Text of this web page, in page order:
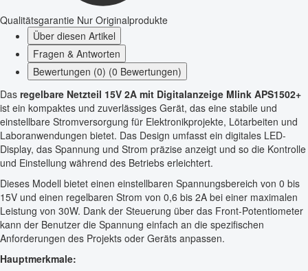
Qualitätsgarantie Nur Originalprodukte
Über diesen Artikel
Fragen & Antworten
Bewertungen (0) (0 Bewertungen)
Das regelbare Netzteil 15V 2A mit Digitalanzeige Mlink APS1502+
ist ein kompaktes und zuverlässiges Gerät, das eine stabile und
einstellbare Stromversorgung für Elektronikprojekte, Lötarbeiten und
Laboranwendungen bietet. Das Design umfasst ein digitales LED-
Display, das Spannung und Strom präzise anzeigt und so die Kontrolle
und Einstellung während des Betriebs erleichtert.
Dieses Modell bietet einen einstellbaren Spannungsbereich von 0 bis
15V und einen regelbaren Strom von 0,6 bis 2A bei einer maximalen
Leistung von 30W. Dank der Steuerung über das Front-Potentiometer
kann der Benutzer die Spannung einfach an die spezifischen
Anforderungen des Projekts oder Geräts anpassen.
Hauptmerkmale: